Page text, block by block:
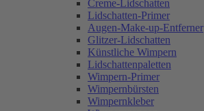
Creme-Lidschatten
Lidschatten-Primer
Augen-Make-up-Entferner
Glitzer-Lidschatten
Künstliche Wimpern
Lidschattenpaletten
Wimpern-Primer
Wimpernbürsten
Wimpernkleber